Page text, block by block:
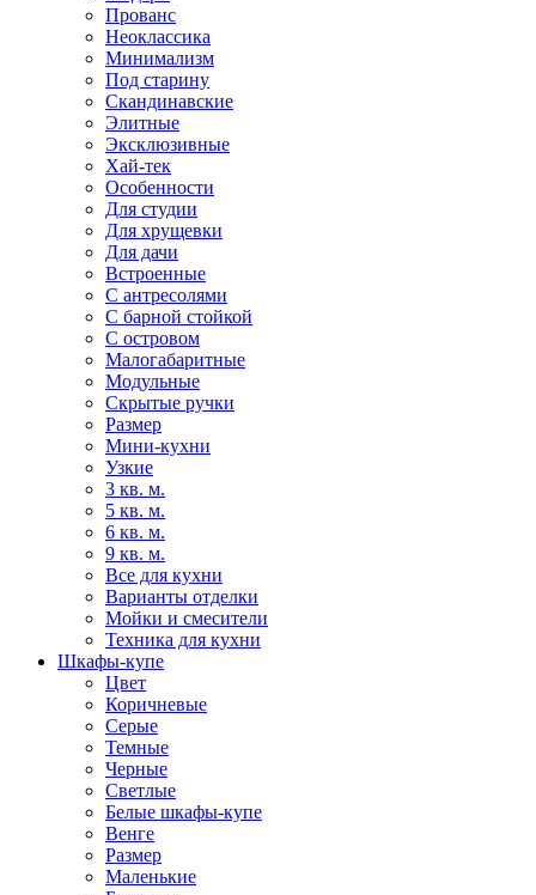
Прованс
Неоклассика
Минимализм
Под старину
Скандинавские
Элитные
Эксклюзивные
Хай-тек
Особенности
Для студии
Для хрущевки
Для дачи
Встроенные
С антресолями
С барной стойкой
С островом
Малогабаритные
Модульные
Скрытые ручки
Размер
Мини-кухни
Узкие
3 кв. м.
5 кв. м.
6 кв. м.
9 кв. м.
Все для кухни
Варианты отделки
Мойки и смесители
Техника для кухни
Шкафы-купе
Цвет
Коричневые
Серые
Темные
Черные
Светлые
Белые шкафы-купе
Венге
Размер
Маленькие